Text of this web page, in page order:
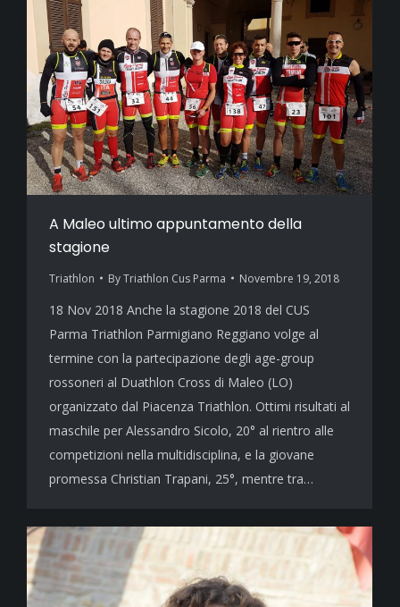
A Maleo ultimo appuntamento della
stagione
Triathlon ByTriathlon Cus Parma Novembre 19, 2018
18 Nov 2018 Anche la stagione 2018 del CUS
Parma Triathlon Parmigiano Reggiano volge al
termine con la partecipazione degli age-group
rossoneri al Duathlon Cross di Maleo (LO)
organizzato dal Piacenza Triathlon. Ottimi risultati al
maschile per Alessandro Sicolo, 20° al rientro alle
competizioni nella multidisciplina, e la giovane
promessa Christian Trapani, 25°, mentre tra…